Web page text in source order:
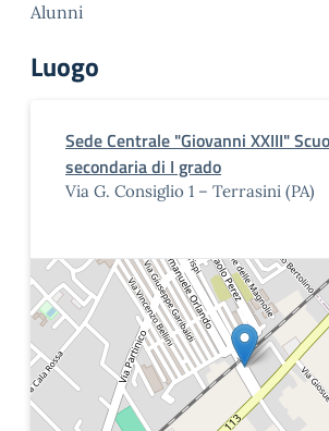
Alunni
Luogo
Sede Centrale "Giovanni XXIII"
secondaria di I grado
Via G. Consiglio 1 – Terrasini (PA)